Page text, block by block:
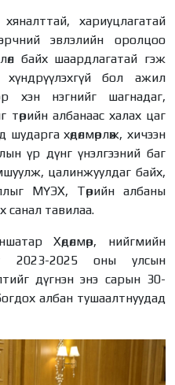
хариуцлагатай
эвлэлийн оролцоо
байх шаардлагатай гэж
бол ажил
хэн нэгнийг шагнадаг,
төрийн албанаас халах цаг
хөдөлмөрлөж, хичээн
үр дүнг үнэлгээний баг
цалинжуулдаг байх,
МҮЭХ, Төрийн албаны
санал тавилаа.
Хөдөлмөр, нийгмийн
2023-2025 оны улсын
дүгнэн энэ сарын 30-
албан тушаалтнуудад